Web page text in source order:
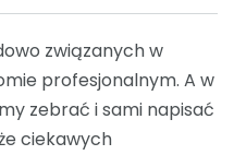
związanych w
profesjonalnym. A w
zebrać i sami napisać
ciekawych